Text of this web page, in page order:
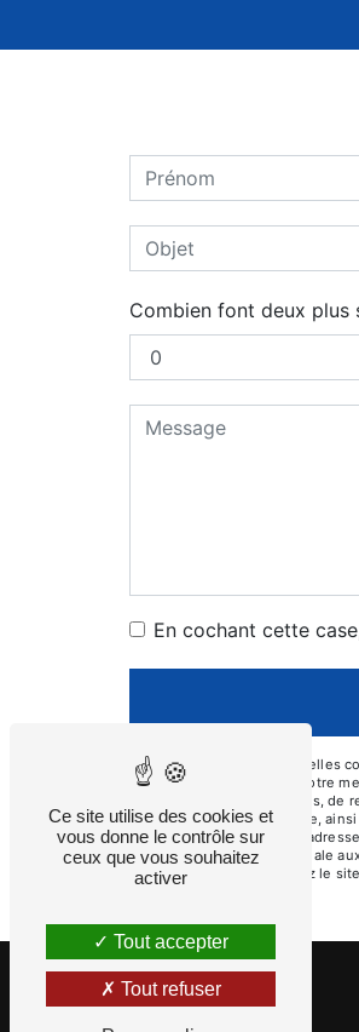
Combien font deux plus
En cochant cette
** Les données personnelles
seul but de répondre à votre
disposez de droits d’accès,
d’une autorité de contrôle,
courrier électronique à
durée de prescription légale
Bloctel.gouv.fr
. Consultez le
Ce site utilise des cookies et
vous donne le contrôle sur
ceux que vous souhaitez
activer
Tout accepter
Tout refuser